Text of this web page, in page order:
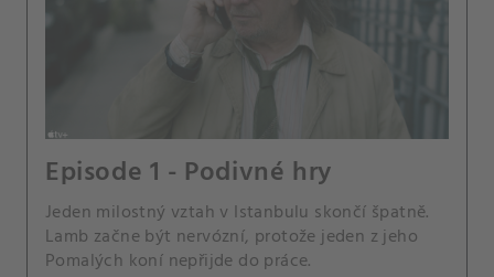
Episode 1 - Podivné hry
Jeden milostný vztah v Istanbulu skončí špatně.
Lamb začne být nervózní, protože jeden z jeho
Pomalých koní nepřijde do práce.